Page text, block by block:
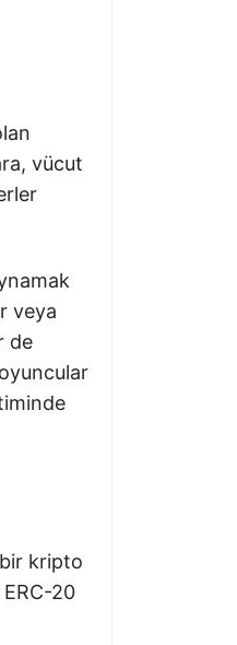
vücut
veya
de
kripto
ERC-20